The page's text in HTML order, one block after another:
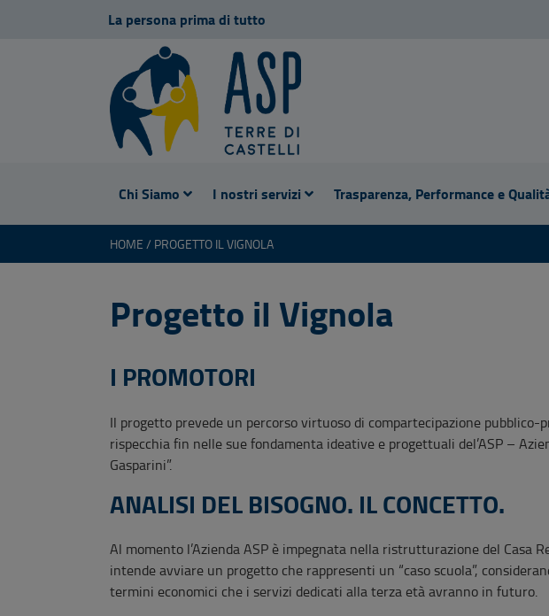
La persona prima di tutto
Chi Siamo I nostri servizi Trasparenza, Performance e
HOME PROGETTO IL VIGNOLA
Progetto il Vignola
I PROMOTORI
Il progetto prevede un percorso virtuoso di compartecipazione
rispecchia fin nelle sue fondamenta ideative e progettuali del’ASP –
Gasparini”.
ANALISI DEL BISOGNO. IL CONCETTO.
Al momento l’Azienda ASP è impegnata nella ristrutturazione del Casa
intende avviare un progetto che rappresenti un “caso scuola”,
termini economici che i servizi dedicati alla terza età avranno in futuro.